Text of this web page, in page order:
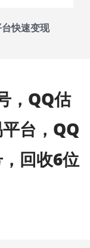
快速变现
，QQ估
台，QQ
回收6位